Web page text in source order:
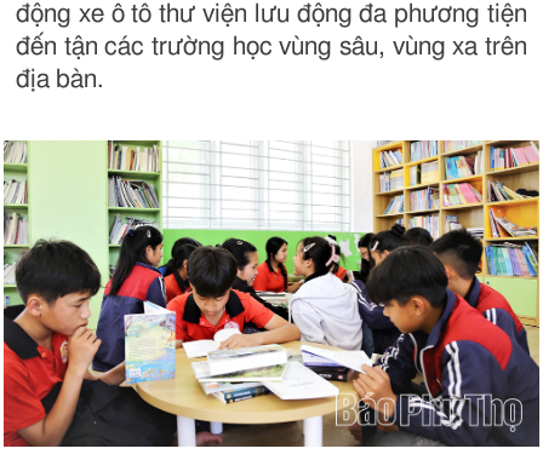
động xe ô tô thư viện lưu động đa phương tiện
đến tận các trường học vùng sâu, vùng xa trên
địa bàn.